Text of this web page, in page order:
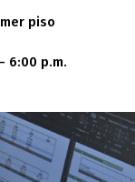
piso
6:00 p.m.